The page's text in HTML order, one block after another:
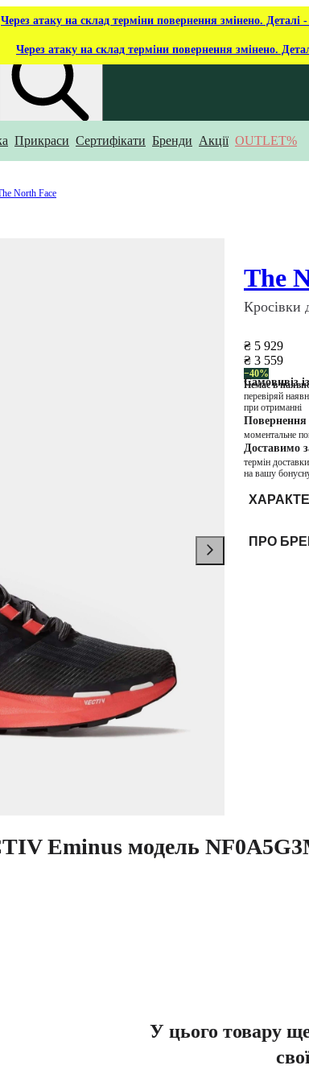
Через атаку на склад терміни повернення змінено. Деталі
Через атаку на склад терміни повернення змінено.
Що ти шукаєш?
Прикраси Сертифікати Бренди Акції OUTLET%
North Face
The
Кросівки
₴ 5 929
₴ 3 559
−40%
Немає в
Самовивіз
перевіряй
при отриманні
Повернення
моментальне
Доставимо
термін
на вашу
ПРО
Eminus модель
У цього товару